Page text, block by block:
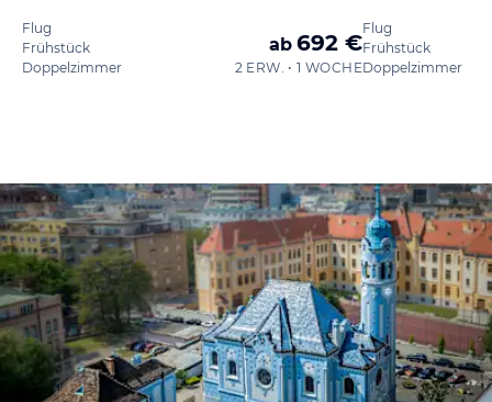
Flug
Frühstück
Doppelzimmer
ab 692 €
2 ERW. • 1 WOCHE
Flug
Frühstück
Doppelzimmer